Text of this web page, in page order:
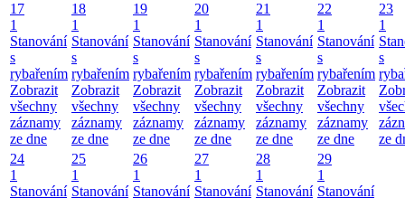
17
1
Stanování
s
rybařením
Zobrazit
všechny
záznamy
ze dne
18
1
Stanování
s
rybařením
Zobrazit
všechny
záznamy
ze dne
19
1
Stanování
s
rybařením
Zobrazit
všechny
záznamy
ze dne
20
1
Stanování
s
rybařením
Zobrazit
všechny
záznamy
ze dne
21
1
Stanování
s
rybařením
Zobrazit
všechny
záznamy
ze dne
22
1
Stanování
s
rybařením
Zobrazit
všechny
záznamy
ze dne
23
1
s
ze
24
1
Stanování
25
1
Stanování
26
1
Stanování
27
1
Stanování
28
1
Stanování
29
1
Stanování